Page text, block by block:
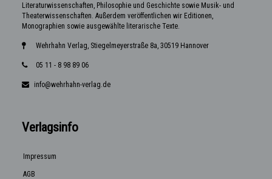
Literaturwissenschaften, Philosophie und Geschichte sowie Musik- und
Theaterwissenschaften. Außerdem veröffentlichen wir Editionen,
Monographien sowie ausgewählte literarische Texte.
Wehrhahn Verlag, Stiegelmeyerstraße 8a, 30519 Hannover
05 11 - 8 98 89 06
info@wehrhahn-verlag.de
Verlagsinfo
Impressum
AGB